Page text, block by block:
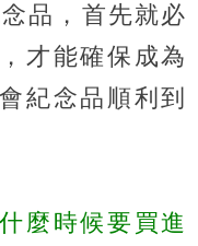
品，首先就必
才能確保成為
紀念品順利到
麼時候要買進